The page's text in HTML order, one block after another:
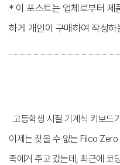
* 이 포스트는 업체로부터 제
하게 개인이 구매하여 작성
고등학생 시절 기계식 키보드
이제는 찾을 수 없는 Filco
족에거 주고 갔는데, 최근에 코